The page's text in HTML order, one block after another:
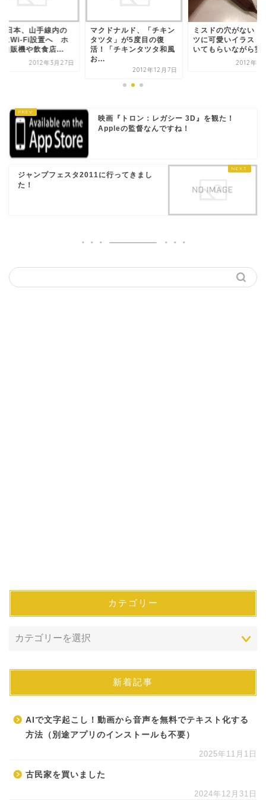
日本、山手線内の
にWi-Fi設置へ ホ
自販機や飲食店...
2012年3月27日
マクドナルド、「チキン
タツタ」が5度目の復
活！「チキンタツタ和風
お...
2012年12月7日
ミスドの穴がないド
ツに可愛いイラスト
いてもらいながら実
2012年5
映画『トロン：レガシー 3D』を観た！
Appleの監督なんですね！
ジャンプフェスタ2011に行ってきまし
た！
カテゴリー
新着記事
AIで文字起こし！動画から音声を無料でテキスト化する
方法（別途アプリのインストールも不要）
2025年11月1日
古民家を買いました
2024年12月31日